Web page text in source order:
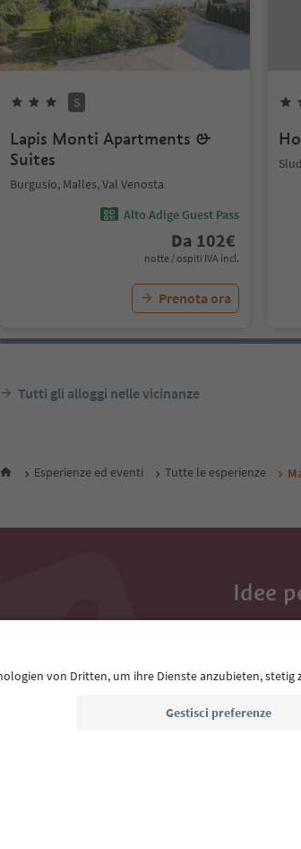
S
Lapis Monti Apartments &
Suites
Burgusio, Malles, Val Venosta
Alto Adige Guest Pass
Da 102€
notte / ospiti IVA incl.
Prenota ora
Tutti gli alloggi nelle vicinanze
Esperienze ed eventi Tutte le esperienze
Idee
Indirizzo e-mail*